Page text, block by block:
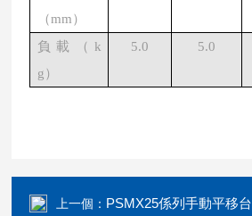
（mm）
負載
（k
g）
5.0 5.0
上一個： PSMX25係列手動平移台